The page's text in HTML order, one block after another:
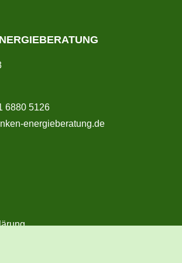
6880 5126
energieberatung.de